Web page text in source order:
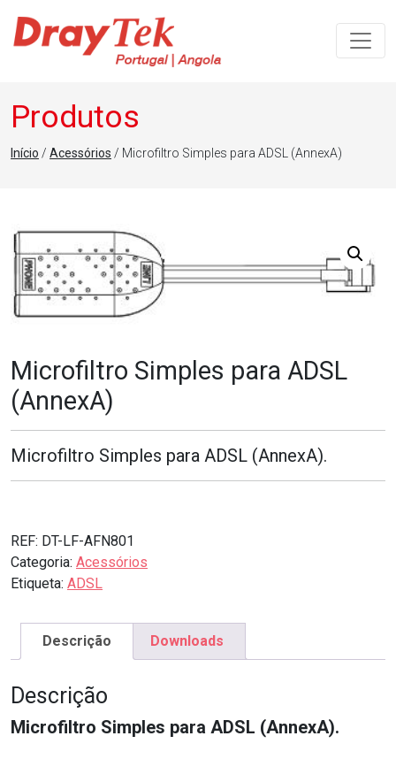
Navegação principal
Produtos
Início / Acessórios / Microfiltro Simples para ADSL (AnnexA)
Microfiltro Simples para ADSL
(AnnexA)
Microfiltro Simples para ADSL (AnnexA).
REF: DT-LF-AFN801
Categoria: Acessórios
Etiqueta: ADSL
Descrição Downloads
Descrição
Microfiltro Simples para ADSL (AnnexA).